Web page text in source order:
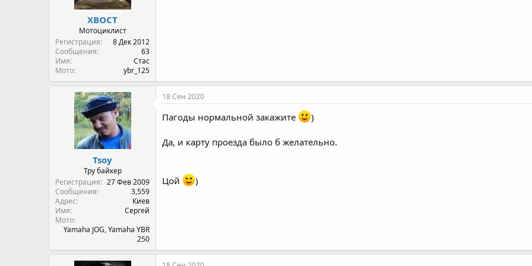
XBOCT
Мотоциклист
Регистрация
8 Дек 2012
Сообщения
63
Имя
Cтас
Мото
ybr_125
Tsoy
Тру байкер
Регистрация
27 Фев 2009
Сообщения
3,559
Адрес
Киев
Имя
Сергей
Мото
Yamaha JOG, Yamaha YBR
250
18 Сен 2020
Пагоды нормальной закажите )
Да, и карту проезда было б желательно.
Цой )